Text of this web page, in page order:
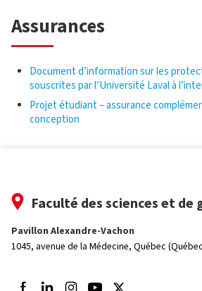
Assurances
Document d’information sur les
souscrites par l’Université Laval à
Projet étudiant – assurance
conception
Faculté des sciences et de
Pavillon Alexandre-Vachon
1045, avenue de la Médecine, Québec
Suivez-nous sur Facebook
Suivez-nous sur LinkedIn
Suivez-nous sur Instagram
Suivez-nous sur Youtube
Suivez-nous sur